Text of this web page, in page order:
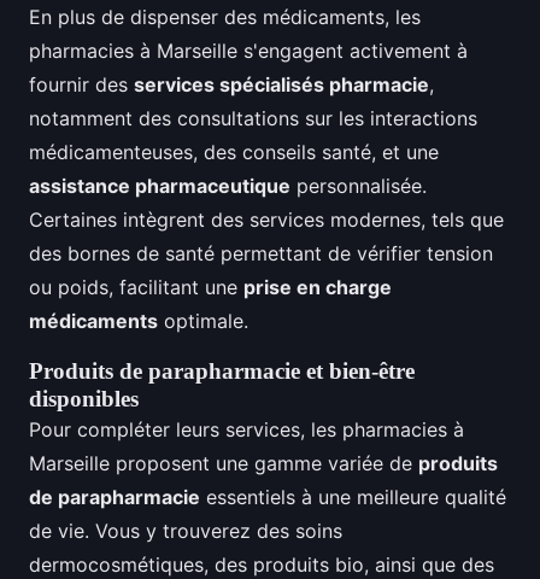
En plus de dispenser des médicaments, les
pharmacies à Marseille s'engagent activement à
fournir des services spécialisés pharmacie,
notamment des consultations sur les interactions
médicamenteuses, des conseils santé, et une
assistance pharmaceutique personnalisée.
Certaines intègrent des services modernes, tels que
des bornes de santé permettant de vérifier tension
ou poids, facilitant une prise en charge
médicaments optimale.
Produits de parapharmacie et bien-être
disponibles
Pour compléter leurs services, les pharmacies à
Marseille proposent une gamme variée de produits
de parapharmacie essentiels à une meilleure qualité
de vie. Vous y trouverez des soins
dermocosmétiques, des produits bio, ainsi que des